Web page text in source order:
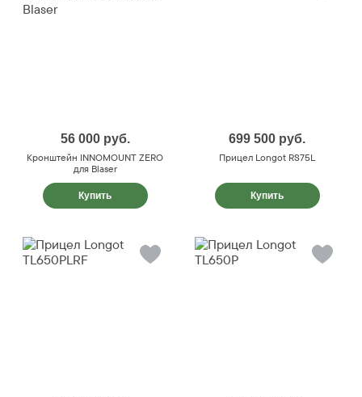
56 000 руб.
Кронштейн INNOMOUNT ZERO
для Blaser
Купить
699 500 руб.
Прицел Longot RS75L
Купить